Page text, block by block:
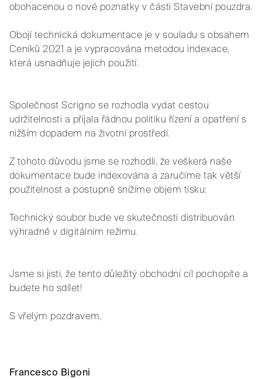
obohacenou o nové poznatky v části Stavební pouzdra.
Obojí technická dokumentace je v souladu s obsahem
Ceníků 2021 a je vypracována metodou indexace,
která usnadňuje jejich použití.
Společnost Scrigno se rozhodla vydat cestou
udržitelnosti a přijala řádnou politiku řízení a opatření s
nižším dopadem na životní prostředí.
Z tohoto důvodu jsme se rozhodli, že veškerá naše
dokumentace bude indexována a zaručíme tak větší
použitelnost a postupně snížíme objem tisku:
Technický soubor bude ve skutečnosti distribuován
výhradně v digitálním režimu.
Jsme si jisti, že tento důležitý obchodní cíl pochopíte a
budete ho sdílet!
S vřelým pozdravem,
Francesco Bigoni